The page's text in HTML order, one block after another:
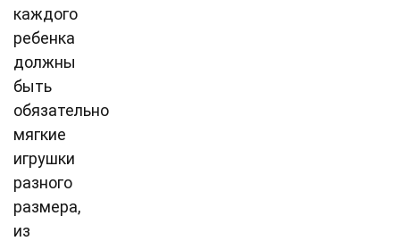
каждого
ребенка
должны
быть
обязательно
мягкие
игрушки
разного
размера,
из